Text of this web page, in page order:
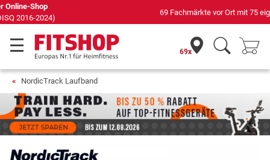
69 Fachmärkte vor Ort mit 75 eigenen Servicetechnikern
69x
NordicTrack Laufband